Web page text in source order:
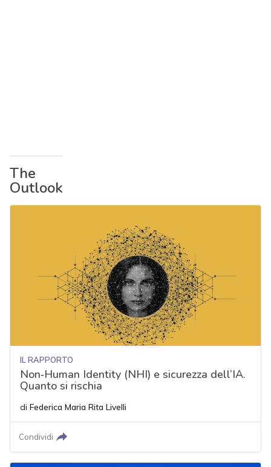
The
Outlook
IL RAPPORTO
Non‑Human Identity (NHI) e sicurezza dell’IA.
Quanto si rischia
di Federica Maria Rita Livelli
Condividi